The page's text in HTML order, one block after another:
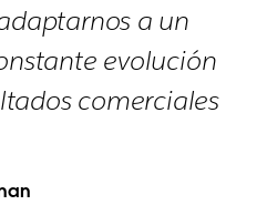
a un
evolución
comerciales